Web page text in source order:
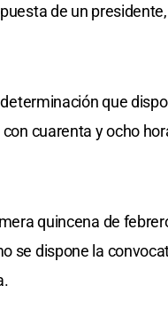
de un
que
cuarenta y ocho
quincena de
se dispone la